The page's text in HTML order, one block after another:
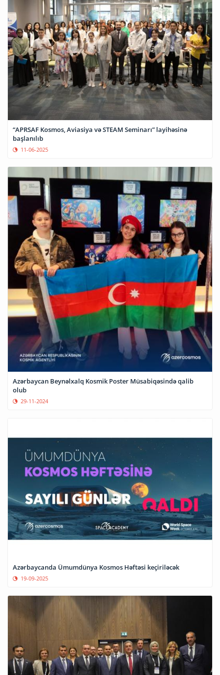
“APRSAF Kosmos, Aviasiya və STEAM Seminarı” layihəsinə
başlanılıb
11-06-2025
Azərbaycan Beynəlxalq Kosmik Poster Müsabiqəsində qalib
olub
29-11-2024
Azərbaycanda Ümumdünya Kosmos Həftəsi keçiriləcək
19-09-2025